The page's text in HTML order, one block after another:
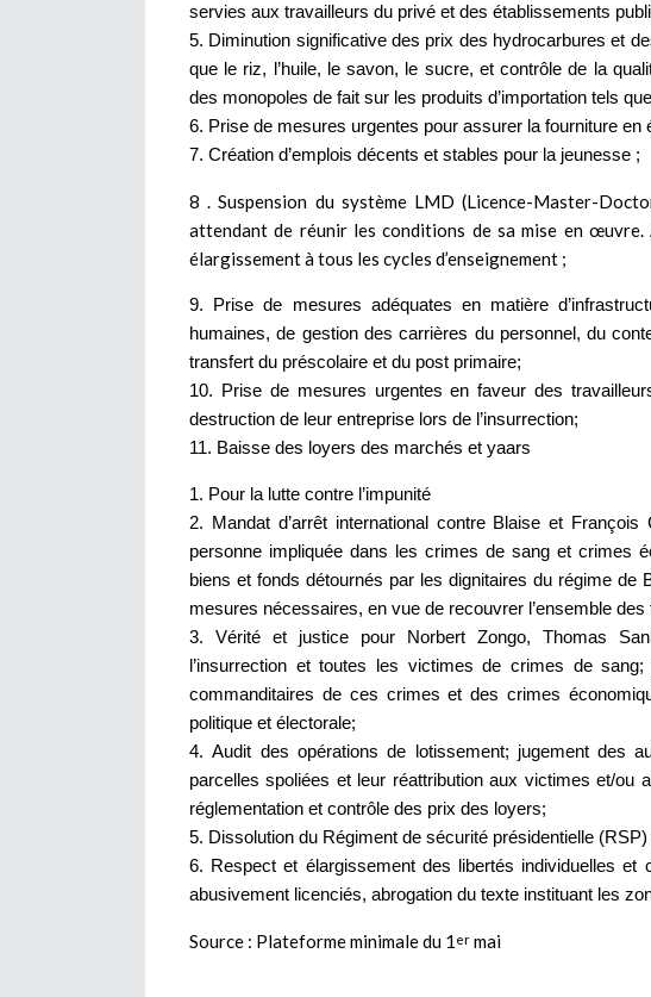
servies aux travailleurs du privé et des établissements
Diminution significative des prix des hydrocarbures et
que le riz, l’huile, le savon, le sucre, et contrôle de la
des monopoles de fait sur les produits d’importation tels
Prise de mesures urgentes pour assurer la fourniture en
Création d’emplois décents et stables pour la jeunesse ;
8 . Suspension du système LMD (Licence-Master-
attendant de réunir les conditions de sa mise en œuvre.
élargissement à tous les cycles d’enseignement ;
Prise de mesures adéquates en matière
humaines, de gestion des carrières du personnel, du
transfert du préscolaire et du post primaire;
Prise de mesures urgentes en faveur des
destruction de leur entreprise lors de l’insurrection;
Baisse des loyers des marchés et yaars
Pour la lutte contre l’impunité
Mandat d’arrêt international contre Blaise et
personne impliquée dans les crimes de sang et crimes
biens et fonds détournés par les dignitaires du régime de
mesures nécessaires, en vue de recouvrer l’ensemble
Vérité et justice pour Norbert Zongo, Thomas
l’insurrection et toutes les victimes de crimes de
commanditaires de ces crimes et des crimes
politique et électorale;
Audit des opérations de lotissement; jugement des
parcelles spoliées et leur réattribution aux victimes et/ou
réglementation et contrôle des prix des loyers;
Dissolution du Régiment de sécurité présidentielle (RSP)
Respect et élargissement des libertés individuelles et
abusivement licenciés, abrogation du texte instituant les
Source : Plateforme minimale du 1 er mai